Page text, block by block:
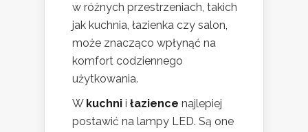
w różnych przestrzeniach, takich
jak kuchnia, łazienka czy salon,
może znacząco wpłynąć na
komfort codziennego
użytkowania.
W kuchni i łazience najlepiej
postawić na lampy LED. Są one